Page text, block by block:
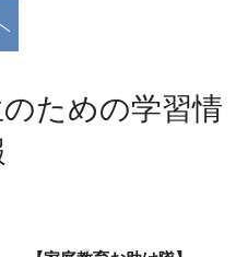
ための学習情